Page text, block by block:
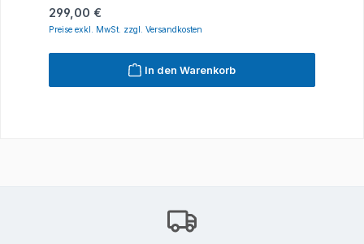
Regulärer Preis:
299,00 €
Preise exkl. MwSt. zzgl. Versandkosten
In den Warenkorb